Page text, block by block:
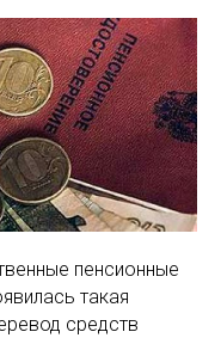
пенсионные
такая
средств